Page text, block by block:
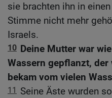
sie brachten ihn in
Stimme nicht mehr
Israels.
10 Deine Mutter war
Wassern gepflanzt, der
bekam vom vielen
11
Seine Äste wurden